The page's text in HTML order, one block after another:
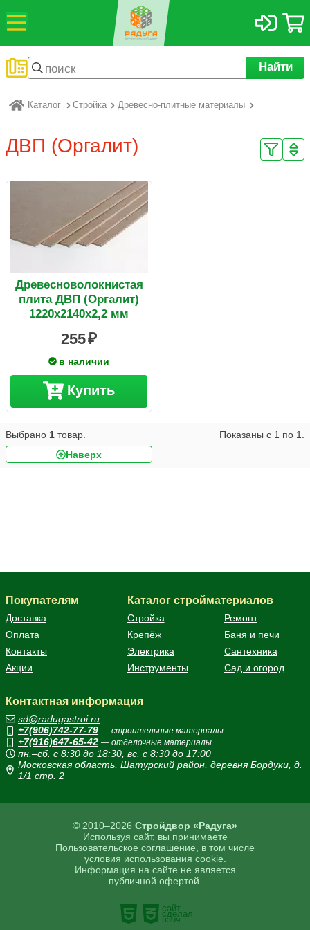
Найти
Каталог Стройка Древесно-плитные материалы
ДВП (Оргалит)
Древесноволокнистая
плита ДВП (Оргалит)
1220х2140х2,2 мм
255
в наличии
Купить
Выбрано 1 товар. Показаны с 1 по 1.
Наверх
© 2010–2026 Стройдвор «Радуга»
Используя сайт, вы принимаете
Пользовательское соглашение , в том числе
условия использования cookie.
Информация на сайте не является
публичной офертой.
Покупателям
Доставка
Оплата
Контакты
Акции
Каталог стройматериалов
Стройка
Ремонт
Крепёж
Баня и печи
Электрика
Сантехника
Инструменты
Сад и огород
Контактная информация
sd@radugastroi.ru
+7(906)742-77-79 — строительные материалы
+7(916)647-65-42 — отделочные материалы
пн.–сб. с 8:30 до 18:30, вс. с 8:30 до 17:00
Московская область, Шатурский район, деревня Бордуки, д.
1/1 стр. 2